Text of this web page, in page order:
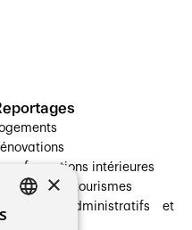
intérieures
et tourismes
administratifs et
×